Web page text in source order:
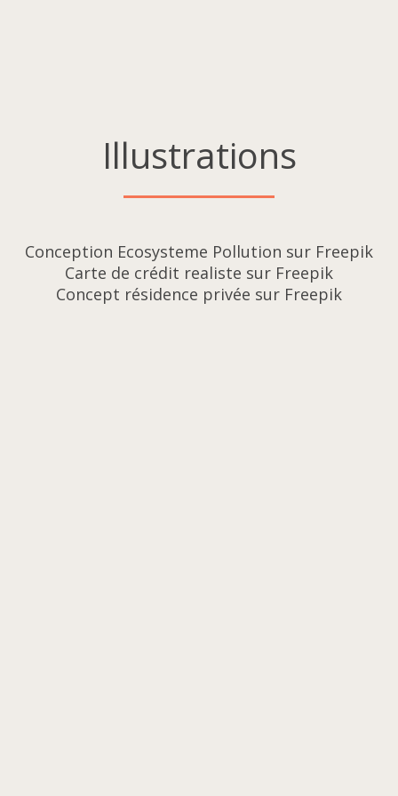
Illustrations
Conception Ecosysteme Pollution sur Freepik
Carte de crédit realiste sur Freepik
Concept résidence privée sur Freepik